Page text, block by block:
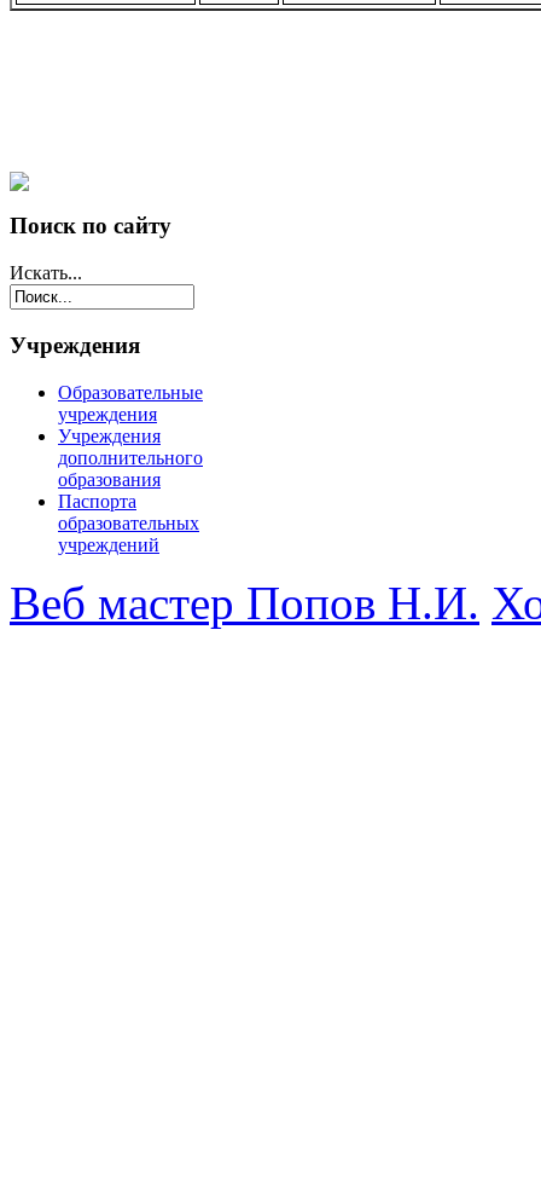
Поиск по сайту
Искать...
Учреждения
Образовательные
учреждения
Учреждения
дополнительного
образования
Паспорта
образовательных
учреждений
Веб мастер Попов Н.И.